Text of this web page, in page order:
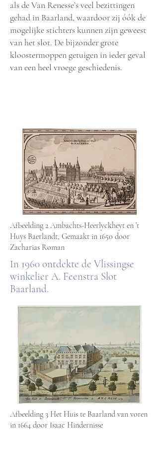
als de Van Renesse’s veel bezittingen
gehad in Baarland, waardoor zij óók de
mogelijke stichters kunnen zijn geweest
van het slot. De bijzonder grote
kloostermoppen getuigen in ieder geval
van een heel vroege geschiedenis.
Afbeelding 2 Ambachts-Heerlyckheyt en ’t
Huys Baerlandt, Gemaakt in 1650 door
Zacharias Roman
In 1960 ontdekte de Vlissingse
winkelier A. Feenstra Slot
Baarland.
Afbeelding 3 Het Huis te Baarland van voren
in 1664 door Isaac Hindernisse